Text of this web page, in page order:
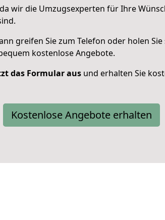
wir die Umzugsexperten für Ihre
greifen Sie zum Telefon oder holen
kostenlose Angebote.
das Formular aus und erhalten Sie
Kostenlose Angebote erhalten